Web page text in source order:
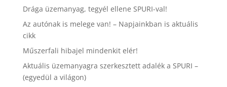
Drága üzemanyag, tegyél ellene SPURI-val!
Az autónak is melege van! – Napjainkban is aktuális
cikk
Műszerfali hibajel mindenkit elér!
Aktuális üzemanyagra szerkesztett adalék a SPURI –
(egyedül a világon)